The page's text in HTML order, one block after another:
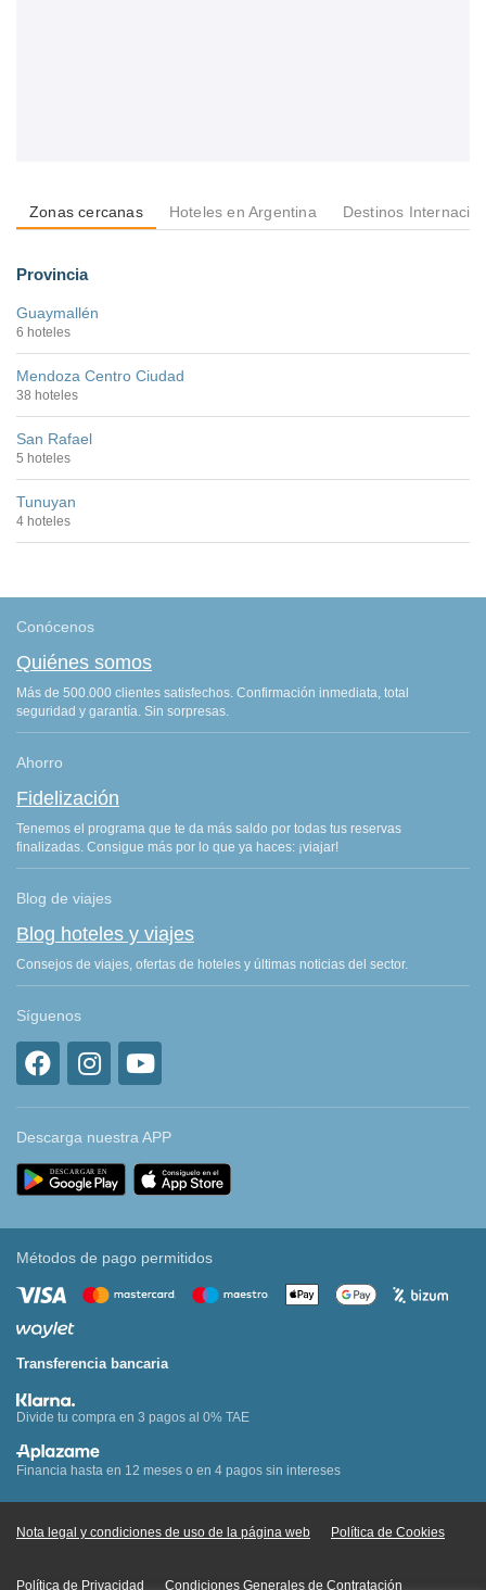
Zonas cercanas Hoteles en Argentina Destinos
Provincia
Guaymallén
6 hoteles
Mendoza Centro Ciudad
38 hoteles
San Rafael
5 hoteles
Tunuyan
4 hoteles
Conócenos
Quiénes somos
Más de 500.000 clientes satisfechos. Confirmación inmediata, total
seguridad y garantía. Sin sorpresas.
Ahorro
Fidelización
Tenemos el programa que te da más saldo por todas tus reservas
finalizadas. Consigue más por lo que ya haces: ¡viajar!
Blog de viajes
Blog hoteles y viajes
Consejos de viajes, ofertas de hoteles y últimas noticias del sector.
Síguenos
Descarga nuestra APP
Métodos de pago permitidos
Transferencia bancaria
Divide tu compra en 3 pagos al 0% TAE
Financia hasta en 12 meses o en 4 pagos sin intereses
Nota legal y condiciones de uso de la página web Política de Cookies
Política de Privacidad Condiciones Generales de Contratación